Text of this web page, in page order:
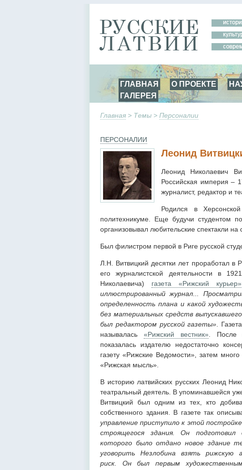
ГЛАВНАЯ О ПРОЕКТЕ
ГАЛЕРЕЯ
Главная > Темы > Персоналии
ПЕРСОНАЛИИ
Леонид
Леонид Николаевич
Российская империя –
журналист, редактор и
Родился в
политехникуме. Еще будучи студентом
организовывал любительские спектакли
Был филистром первой в Риге русской
Л.Н. Витвицкий десятки лет проработал в
его журналистской деятельности в
Николаевича) газета «Рижский курьер»
иллюстрированный журнал...
определенность плана и какой
без материальных средств
был редактором русской газеты» .
называлась «Рижский вестник». После
показалась издателю недостаточно
газету «Рижские Ведомости», затем
«Рижская мысль».
В историю латвийских русских Леонид
театральный деятель. В упоминавшейся
Витвицкий был одним из тех, кто
собственного здания. В газете так
управление приступило к этой
строящегося здания. Он
которого было отдано новое здание
уговорить Незлобина взять рижскую
риск. Он был первым художественным